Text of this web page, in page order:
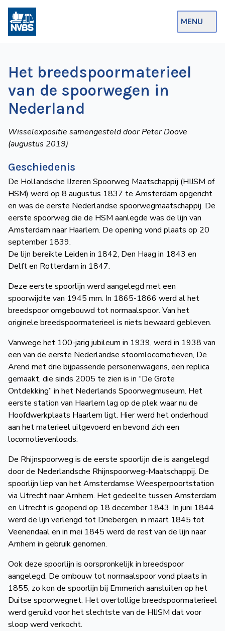
MENU
Op de Rails
NVBS Actueel
Excursies
Actueel
Ons
aanbod
Over
de
NVBS
Wegwijzer
NVBS
Het breedspoormaterieel
van de spoorwegen in
Nederland
Wisselexpositie samengesteld door Peter Doove
(augustus 2019)
Geschiedenis
De Hollandsche IJzeren Spoorweg Maatschappij (HIJSM of
HSM) werd op 8 augustus 1837 te Amsterdam opgericht
en was de eerste Nederlandse spoorwegmaatschappij. De
eerste spoorweg die de HSM aanlegde was de lijn van
Amsterdam naar Haarlem. De opening vond plaats op 20
september 1839.
De lijn bereikte Leiden in 1842, Den Haag in 1843 en
Delft en Rotterdam in 1847.
Deze eerste spoorlijn werd aangelegd met een
spoorwijdte van 1945 mm. In 1865-1866 werd al het
breedspoor omgebouwd tot normaalspoor. Van het
originele breedspoormaterieel is niets bewaard gebleven.
Vanwege het 100-jarig jubileum in 1939, werd in 1938 van
een van de eerste Nederlandse stoomlocomotieven, De
Arend met drie bijpassende personenwagens, een replica
gemaakt, die sinds 2005 te zien is in “De Grote
Ontdekking” in het Nederlands Spoorwegmuseum. Het
eerste station van Haarlem lag op de plek waar nu de
Hoofdwerkplaats Haarlem ligt. Hier werd het onderhoud
aan het materieel uitgevoerd en bevond zich een
locomotievenloods.
De Rhijnspoorweg is de eerste spoorlijn die is aangelegd
door de Nederlandsche Rhijnspoorweg-Maatschappij. De
spoorlijn liep van het Amsterdamse Weesperpoortstation
via Utrecht naar Arnhem. Het gedeelte tussen Amsterdam
en Utrecht is geopend op 18 december 1843. In juni 1844
werd de lijn verlengd tot Driebergen, in maart 1845 tot
Veenendaal en in mei 1845 werd de rest van de lijn naar
Arnhem in gebruik genomen.
Ook deze spoorlijn is oorspronkelijk in breedspoor
aangelegd. De ombouw tot normaalspoor vond plaats in
1855, zo kon de spoorlijn bij Emmerich aansluiten op het
Duitse spoorwegnet. Het overtollige breedspoormaterieel
werd geruild voor het slechtste van de HIJSM dat voor
sloop werd verkocht.